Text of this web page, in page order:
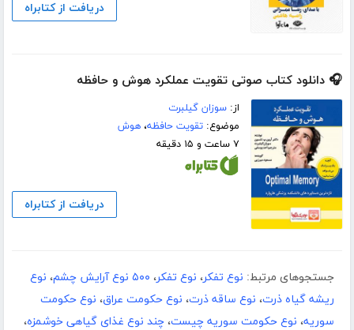
دریافت از کتابراه
🎧 دانلود کتاب صوتی تقویت عملکرد هوش و حافظه
از:سوزان گیلبرت
موضوع:تقویت حافظه،هوش
۷ ساعت و ۱۵ دقیقه
دریافت از کتابراه
جستجوهای مرتبط: نوع تفکر، نوع تفکر، ۵۰۰ نوع آرایش چشم ، نوع
ریشه گیاه ذرت، نوع ساقه ذرت، نوع حکومت عراق، نوع حکومت
سوریه، نوع حکومت سوریه چیست، چند نوع غذای گیاهی خوشمزه،